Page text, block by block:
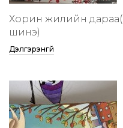
Хорин жилийн дараа(
шинэ)
Дэлгэрэнгүй